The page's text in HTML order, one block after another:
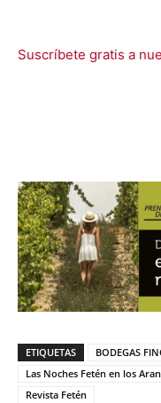
Suscríbete gratis a
ETIQUETAS
BODEGAS
Las Noches Fetén en los
Revista Fetén